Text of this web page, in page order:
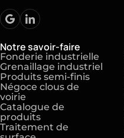
Notre savoir-faire
Fonderie industrielle
Grenaillage industriel
Produits semi-finis
Négoce clous de
voirie
Catalogue de
produits
Traitement de